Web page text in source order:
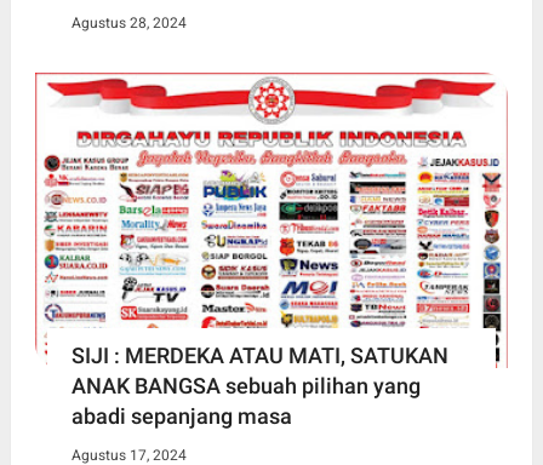
Agustus 28, 2024
SIJI : MERDEKA ATAU MATI, SATUKAN
ANAK BANGSA sebuah pilihan yang
abadi sepanjang masa
Agustus 17, 2024